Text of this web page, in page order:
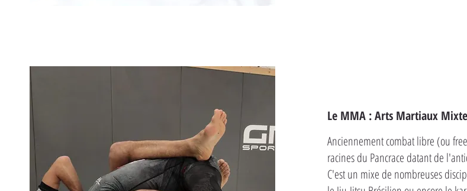
Le MMA : Arts Martiaux
Anciennement combat libre (ou
racines du Pancrace datant de
C'est un mixe de nombreuses